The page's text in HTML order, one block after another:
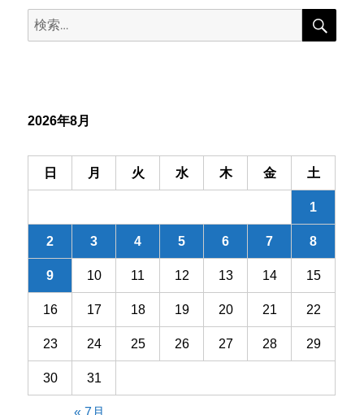
ゲ
ン
検
索:
検
2026年8月
日 月 火 水 木 金 土
1
2 3 4 5 6 7 8
9 10 11 12 13 14 15
16 17 18 19 20 21 22
23 24 25 26 27 28 29
30 31
« 7月